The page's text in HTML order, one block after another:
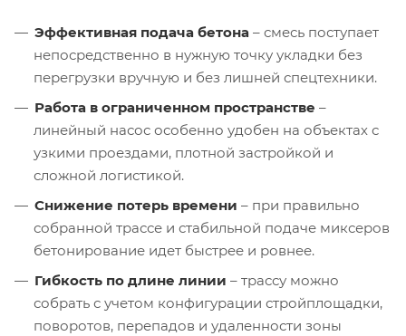
Эффективная подача бетона – смесь поступает
непосредственно в нужную точку укладки без
перегрузки вручную и без лишней спецтехники.
Работа в ограниченном пространстве –
линейный насос особенно удобен на объектах с
узкими проездами, плотной застройкой и
сложной логистикой.
Снижение потерь времени – при правильно
собранной трассе и стабильной подаче миксеров
бетонирование идет быстрее и ровнее.
Гибкость по длине линии – трассу можно
собрать с учетом конфигурации стройплощадки,
поворотов, перепадов и удаленности зоны